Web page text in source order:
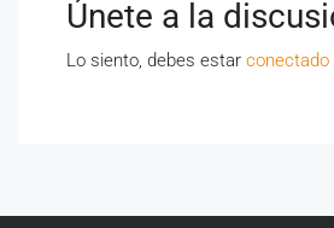
Únete a la
Lo siento, debes estar conectado